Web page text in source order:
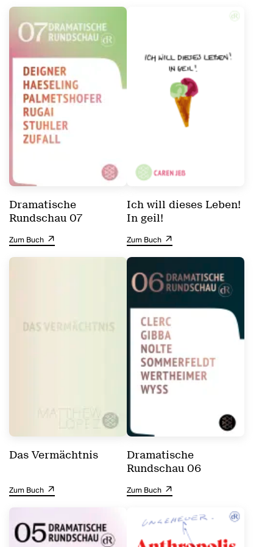
unvorhergesehener Abweichungen vom definierten Systemablauf
verlangt MO-NI mit der Zeit mehr als nur dienendes Assistieren. Sie
»will auch jemand sein« und konfrontiert die überforderte
Kleinfamilie mit Fragen zu familiären Klischees, mit einem
Bedürfnis nach echter Zugehörigkeit und eigenen Wünschen.
(Nationaltheater Mannheim)
Dramatische
Rundschau 07
Zum Buch
Ich will dieses Leben!
In geil!
Zum Buch
Das Vermächtnis
Zum Buch
Dramatische
Rundschau 06
Zum Buch